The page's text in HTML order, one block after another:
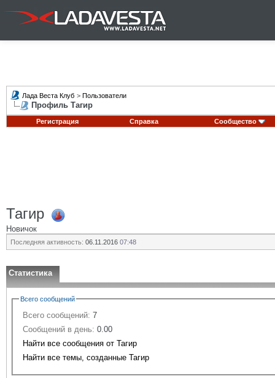
Лада Веста Клуб > Пользователи
Профиль Тагир
Регистрация Справка Сообщество
Тагир
Новичок
Последняя активность: 06.11.2016 07:48
Статистика
Всего сообщений
Всего сообщений: 7
Сообщений в день: 0.00
Найти все сообщения от Тагир
Найти все темы, созданные Тагир